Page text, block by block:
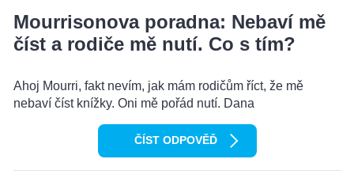
Mourrisonova poradna: Nebaví mě
číst a rodiče mě nutí. Co s tím?
Ahoj Mourri, fakt nevím, jak mám rodičům říct, že mě
nebaví číst knížky. Oni mě pořád nutí. Dana
ČÍST ODPOVĚĎ